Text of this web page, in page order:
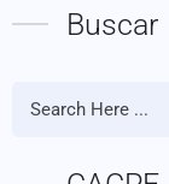
Buscar